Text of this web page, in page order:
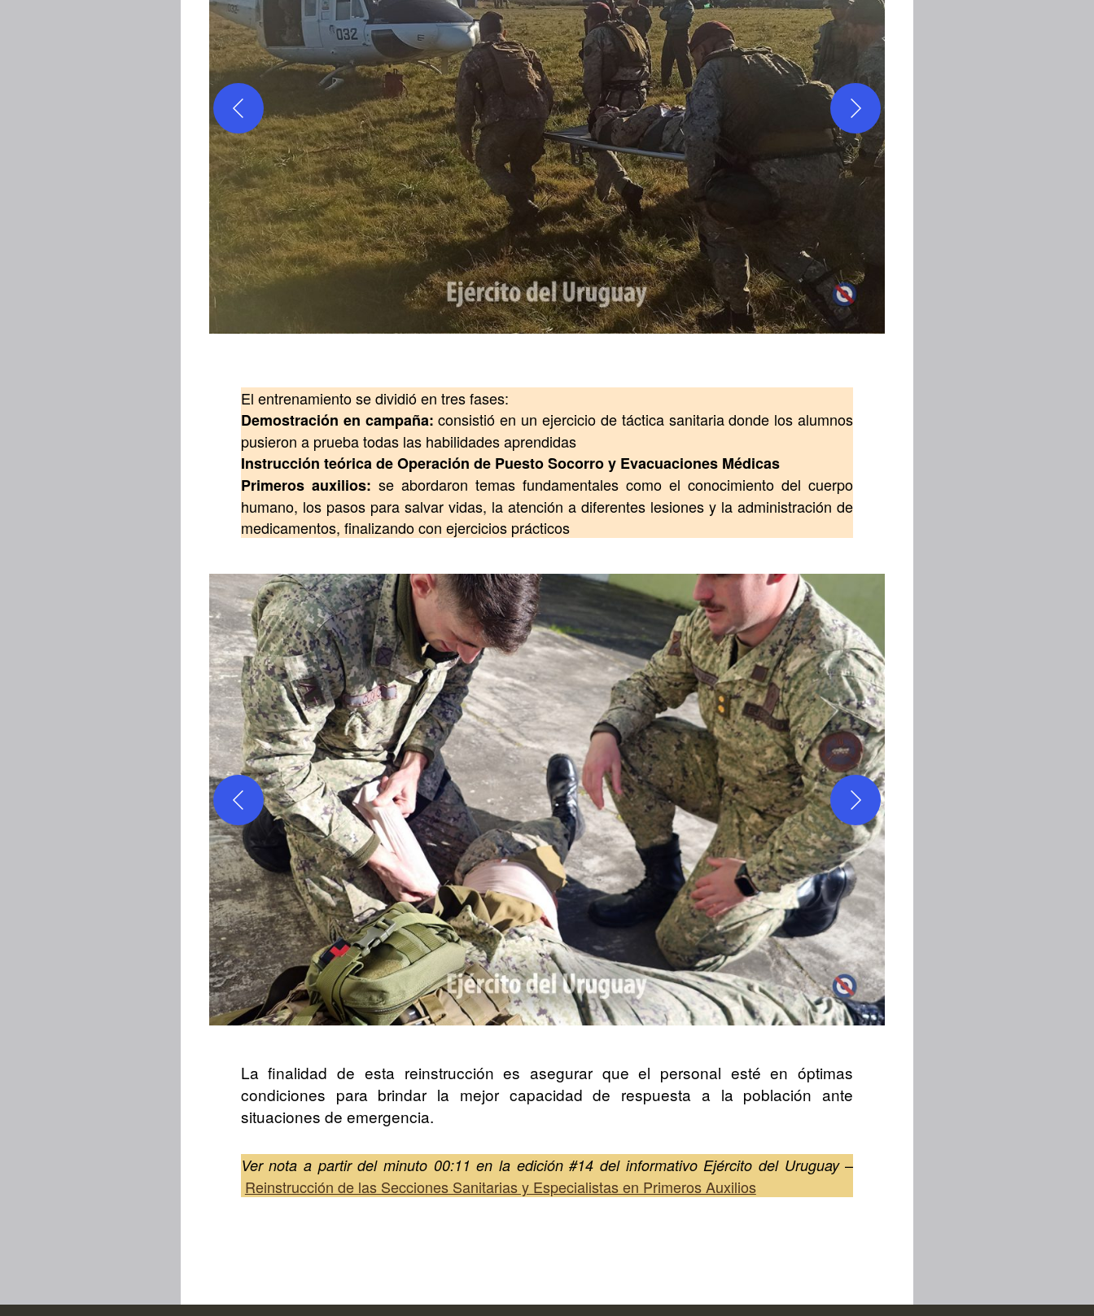
El entrenamiento se dividió en tres fases:
Demostración en campaña: consistió en un ejercicio de táctica sanitaria donde los alumnos
pusieron a prueba todas las habilidades aprendidas
Instrucción teórica de Operación de Puesto Socorro y Evacuaciones Médicas
Primeros auxilios: se abordaron temas fundamentales como el conocimiento del cuerpo
humano, los pasos para salvar vidas, la atención a diferentes lesiones y la administración de
medicamentos, finalizando con ejercicios prácticos
La finalidad de esta reinstrucción es asegurar que el personal esté en óptimas
condiciones para brindar la mejor capacidad de respuesta a la población ante
situaciones de emergencia.
Ver nota a partir del minuto 00:11 en la edición #14 del informativo Ejército del Uruguay–
Reinstrucción de las Secciones Sanitarias y Especialistas en Primeros Auxilios